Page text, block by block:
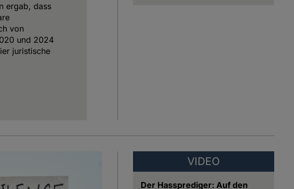
ergab, dass
von
und 2024
juristische
VIDEO
Der Hassprediger: Auf den